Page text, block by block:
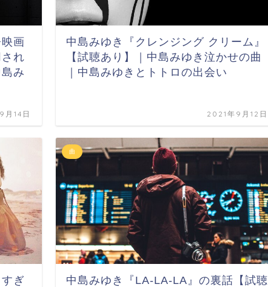
画
れ
み
月14日
中島みゆき『クレンジング クリーム』
【試聴あり】｜中島みゆき泣かせの曲
｜中島みゆきとトトロの出会い
2021年9月12日
ぎ
曲
中島みゆき『LA-LA-LA』の裏話【試聴